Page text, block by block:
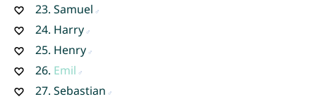
23. Samuel
24. Harry
25. Henry
26. Emil
27. Sebastian